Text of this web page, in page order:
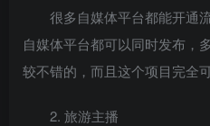
很多自媒体平台都能开通
自媒体平台都可以同时发布，
较不错的，而且这个项目完全
2. 旅游主播